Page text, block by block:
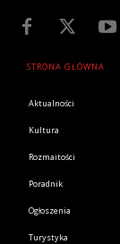
STRONA GŁÓWNA
Aktualności
Kultura
Rozmaitości
Poradnik
Ogłoszenia
Turystyka